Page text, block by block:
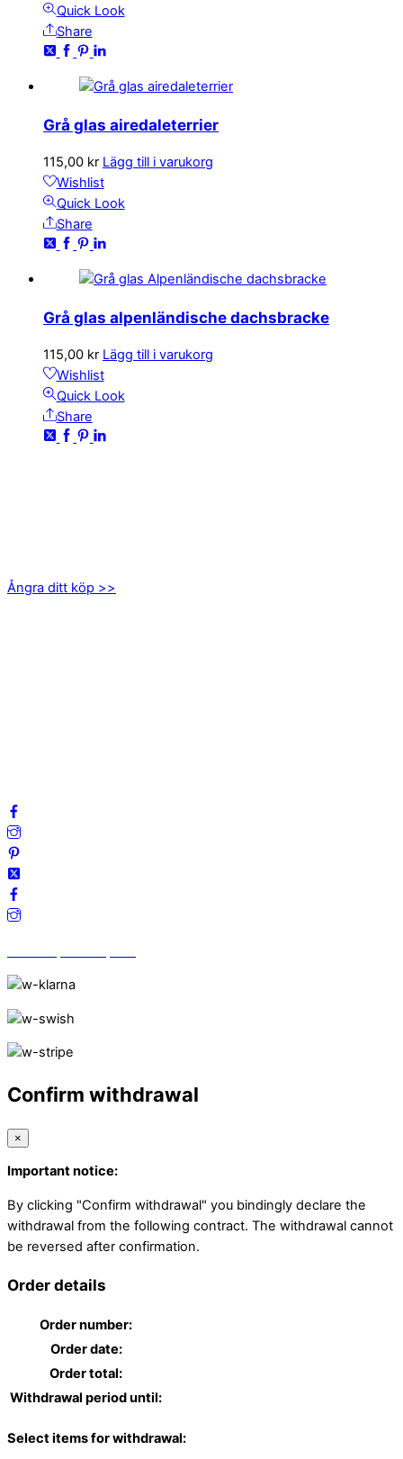
Quick Look
Share
Grå glas airedaleterrier
115,00 kr Lägg till i varukorg
Wishlist
Quick Look
Share
Grå glas alpenländische dachsbracke
115,00 kr Lägg till i varukorg
Wishlist
Quick Look
Share
Ångra ditt köp >>
Confirm withdrawal
×
Important notice:
By clicking "Confirm withdrawal" you bindingly declare the
withdrawal from the following contract. The withdrawal cannot
be reversed after confirmation.
Order details
Order number:
Order date:
Order total:
Withdrawal period until:
Select items for withdrawal: